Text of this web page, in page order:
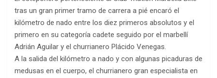
tras un gran primer tramo de carrera a pié encaró el
kilómetro de nado entre los diez primeros absolutos y el
primero en su categoría cadete seguido por el marbellí
Adrián Aguilar y el churrianero Plácido Venegas.
A la salida del kilómetro a nado y con algunas picaduras de
medusas en el cuerpo, el churrianero gran especialista en